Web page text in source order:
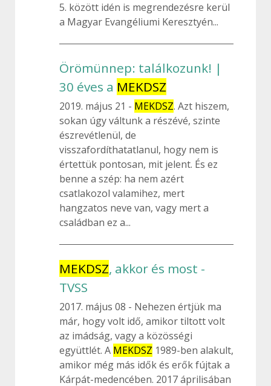
5. között idén is megrendezésre kerül
a Magyar Evangéliumi Keresztyén...
Örömünnep: találkozunk! |
30 éves a MEKDSZ
2019. május 21 MEKDSZ. Azt hiszem,
sokan úgy váltunk a részévé, szinte
észrevétlenül, de
visszafordíthatatlanul, hogy nem is
értettük pontosan, mit jelent. És ez
benne a szép: ha nem azért
csatlakozol valamihez, mert
hangzatos neve van, vagy mert a
családban ez a...
MEKDSZ, akkor és most -
TVSS
2017. május 08
Nehezen értjük ma
már, hogy volt idő, amikor tiltott volt
az imádság, vagy a közösségi
együttlét. A MEKDSZ 1989-ben alakult,
amikor még más idők és erők fújtak a
Kárpát-medencében. 2017 áprilisában